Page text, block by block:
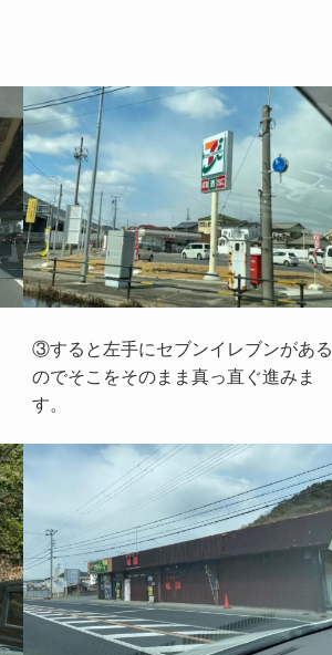
③すると左手にセブンイレブンがある
のでそこをそのまま真っ直ぐ進みま
す。